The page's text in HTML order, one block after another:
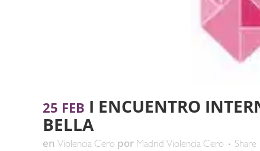
25 FEB I ENCUENTRO
BELLA
en Violencia Cero por Madrid Violencia Cero Share